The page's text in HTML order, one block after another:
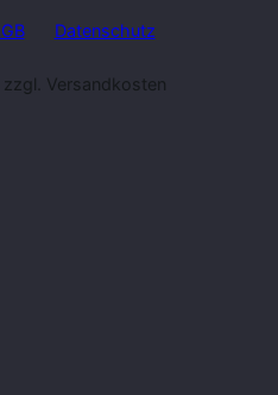
Datenschutz
Versandkosten